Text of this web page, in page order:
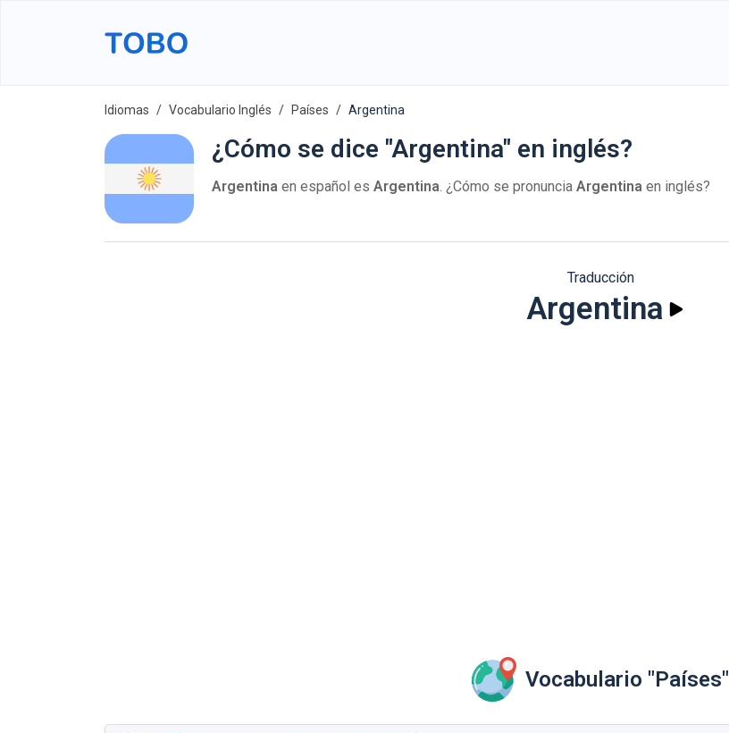
Idiomas Vocabulario Inglés Países Argentina
¿Cómo se dice "Argentina" en inglés?
Argentina en español es Argentina. ¿Cómo se pronuncia Argentina en inglés?
Traducción
Argentina
Vocabulario "Países"